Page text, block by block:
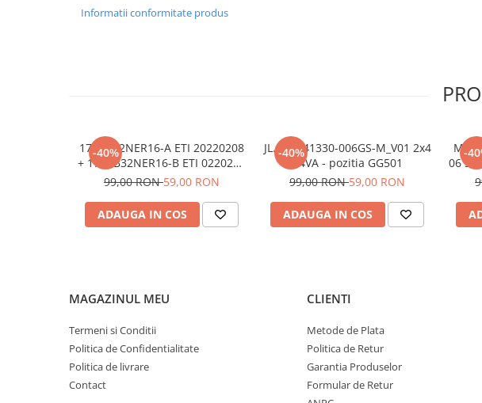
Informatii conformitate produs
-40%
17DLB32NER16-A ETI 20220208
+ 17DLB32NER16-B ETI 0220208
benzi / barete led ieftine -
GG406
99,00 RON59,00 RON
ADAUGA IN COS
-40%
JL.D24041330-006GS-M_V01 2x4
24VA - pozitia GG501
99,00 RON59,00 RON
ADAUGA IN COS
-
06
MAGAZINUL MEU
Termeni si Conditii
Politica de Confidentialitate
Politica de livrare
Contact
CLIENTI
Metode de Plata
Politica de Retur
Garantia Produselor
Formular de Retur